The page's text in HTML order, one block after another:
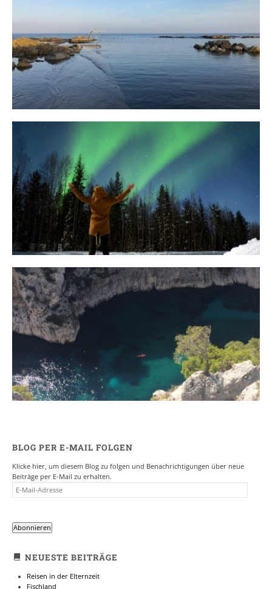
Bornholm
29. OKTOBER 2018
10 Tipps für eine erfolgreiche Jagd
auf Nordlichter
31. JANUAR 2018
Ein Campervan Roadtrip durch die
BLOG PER E-MAIL FOLGEN
Klicke hier, um diesem Blog zu folgen und Benachrichtigungen über neue
Beiträge per E-Mail zu erhalten.
E-
MAIL-
Abonnieren
NEUESTE BEITRÄGE
Reisen in der Elternzeit
Fischland